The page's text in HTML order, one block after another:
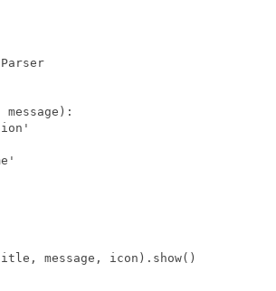
message, icon).show()